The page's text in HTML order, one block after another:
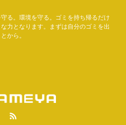
る。環境を守る。ゴミを持ち帰るだけ
力となります。まずは自分のゴミを出
から。